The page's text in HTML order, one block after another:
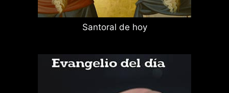
Santoral de hoy